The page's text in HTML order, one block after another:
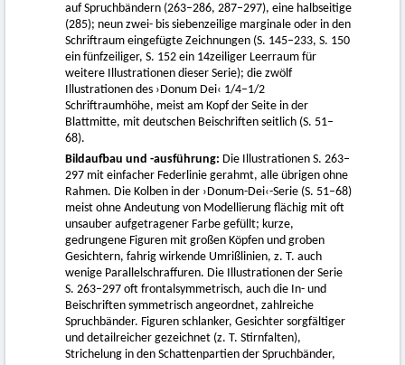
auf Spruchbändern (263–286, 287–297), eine halbseitige
(285); neun zwei- bis siebenzeilige marginale oder in den
Schriftraum eingefügte Zeichnungen (S. 145–233, S. 150
ein fünfzeiliger, S. 152 ein 14zeiliger Leerraum für
weitere Illustrationen dieser Serie); die zwölf
Illustrationen des ›Donum Dei‹ 1/4–1/2
Schriftraumhöhe, meist am Kopf der Seite in der
Blattmitte, mit deutschen Beischriften seitlich (S. 51–
68).
Bildaufbau und -ausführung: Die Illustrationen S. 263–
297 mit einfacher Federlinie gerahmt, alle übrigen ohne
Rahmen. Die Kolben in der ›Donum-Dei‹-Serie (S. 51–68)
meist ohne Andeutung von Modellierung flächig mit oft
unsauber aufgetragener Farbe gefüllt; kurze,
gedrungene Figuren mit großen Köpfen und groben
Gesichtern, fahrig wirkende Umrißlinien, z. T. auch
wenige Parallelschraffuren. Die Illustrationen der Serie
S. 263–297 oft frontalsymmetrisch, auch die In- und
Beischriften symmetrisch angeordnet, zahlreiche
Spruchbänder. Figuren schlanker, Gesichter sorgfältiger
und detailreicher gezeichnet (z. T. Stirnfalten),
Strichelung in den Schattenpartien der Spruchbänder,